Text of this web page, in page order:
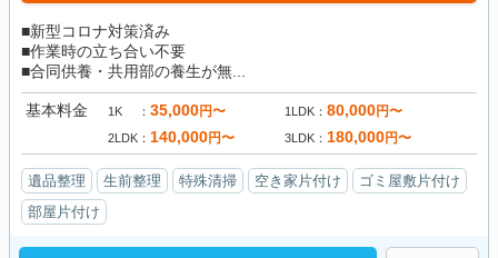
■新型コロナ対策済み
■作業時の立ち合い不要
■合同供養・共用部の養生が無...
基本料金 1K 35,000円〜 1LDK 80,000円〜
2LDK 140,000円〜 3LDK 180,000円〜
遺品整理 生前整理 特殊清掃 空き家片付け
ゴミ屋敷片付け
部屋片付け